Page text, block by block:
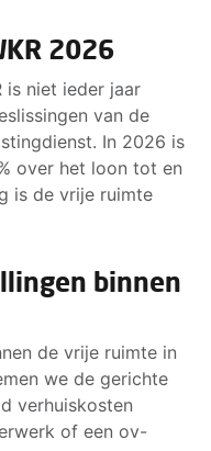
2026
is niet ieder jaar
van de
In 2026 is
over het loon tot en
is de vrije ruimte
binnen
de vrije ruimte in
we de gerichte
verhuiskosten
of een ov-